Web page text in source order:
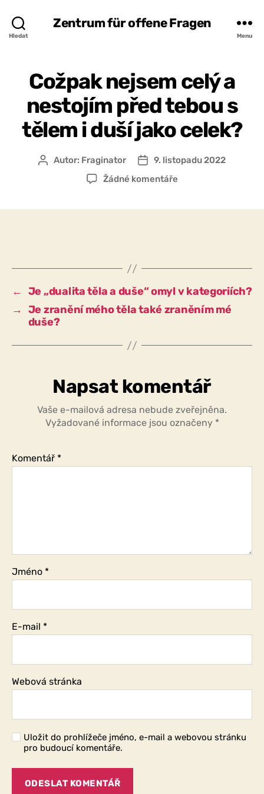
Hledat
Zentrum für offene Fragen
Menu
Cožpak nejsem celý a
nestojím před tebou s
tělem i duší jako celek?
AutorAutor: Fraginator
Datum
příspěvku
9. listopadu 2022
Žádné komentářeu
a
před
tebou
i
celek?
← Je „dualita těla a duše“ omyl v kategoriích?
→ Je zranění mého těla také zraněním mé
duše?
Napsat komentář
Vaše e-mailová adresa nebude zveřejněna.
Vyžadované informace jsou označeny *
Komentář *
Jméno *
E-mail *
Webová stránka
Uložit do prohlížeče jméno, e-mail a webovou stránku
pro budoucí komentáře.